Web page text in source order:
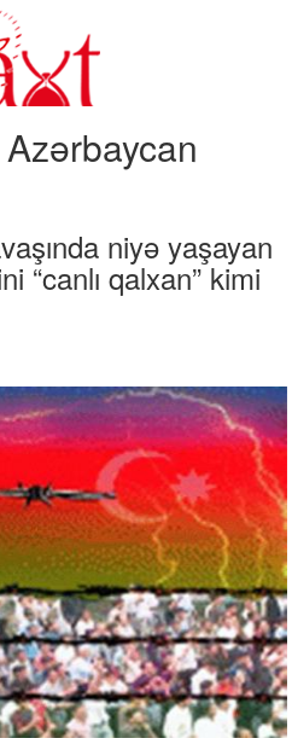
niyə yaşayan
“canlı qalxan” kimi